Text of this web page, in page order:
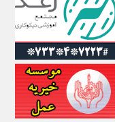
ایرانی روز
ایرانیتال
ایرنا
ایسکانیوز
ایسنا
ایکنا
ایلنا
اینتیتر